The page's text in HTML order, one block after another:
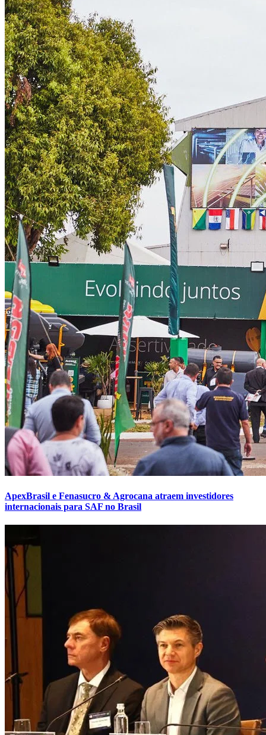
ApexBrasil e Fenasucro & Agrocana atraem investidores
internacionais para SAF no Brasil